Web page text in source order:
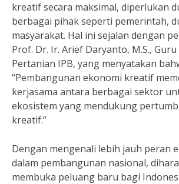
kreatif secara maksimal, diperlukan
berbagai pihak seperti pemerintah,
masyarakat. Hal ini sejalan dengan
Prof. Dr. Ir. Arief Daryanto, M.S.,
Pertanian IPB, yang menyatakan
“Pembangunan ekonomi kreatif
kerjasama antara berbagai sektor
ekosistem yang mendukung
kreatif.”
Dengan mengenali lebih jauh peran
dalam pembangunan nasional,
membuka peluang baru bagi